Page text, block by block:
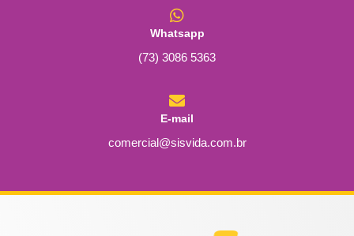
Whatsapp
(73) 3086 5363
E-mail
comercial@sisvida.com.br